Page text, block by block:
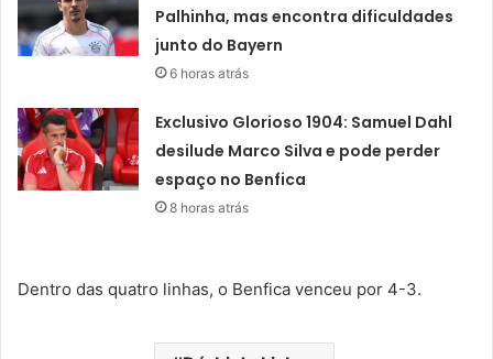
Palhinha, mas encontra dificuldades
junto do Bayern
6 horas atrás
Exclusivo Glorioso 1904: Samuel Dahl
desilude Marco Silva e pode perder
espaço no Benfica
8 horas atrás
Dentro das quatro linhas, o Benfica venceu por 4-3.